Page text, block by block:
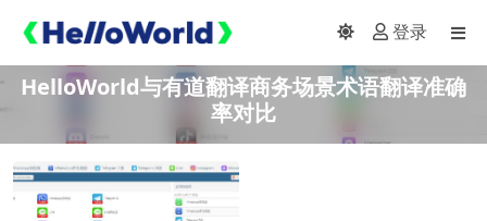
登录
HelloWorld与有道翻译商务场景术语翻译准确
率对比